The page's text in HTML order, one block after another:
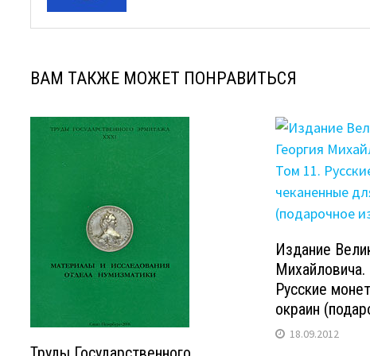
ВАМ ТАКЖЕ МОЖЕТ ПОНРАВИТЬСЯ
Издание
Русские
окраин
18.09.2012